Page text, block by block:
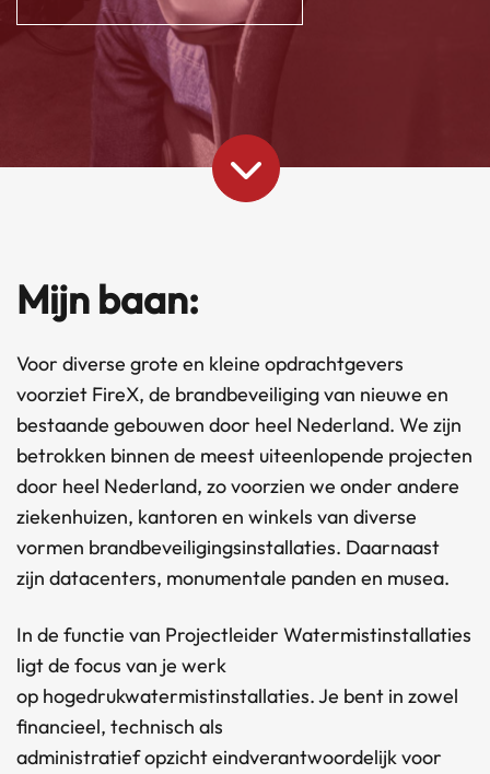
Mijn baan:
Voor diverse grote en kleine opdrachtgevers
voorziet FireX, de brandbeveiliging van nieuwe en
bestaande gebouwen door heel Nederland. We zijn
betrokken binnen de meest uiteenlopende projecten
door heel Nederland, zo voorzien we onder andere
ziekenhuizen, kantoren en winkels van diverse
vormen brandbeveiligingsinstallaties. Daarnaast
zijn datacenters, monumentale panden en musea.
In de functie van Projectleider Watermistinstallaties
ligt de focus van je werk
op hogedrukwatermistinstallaties. Je bent in zowel
financieel, technisch als
administratief opzicht eindverantwoordelijk voor